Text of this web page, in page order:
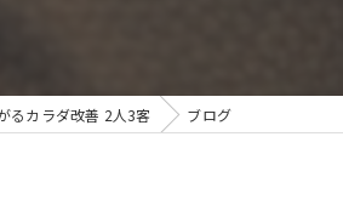
るカラダ改善 2人3客 ブログ